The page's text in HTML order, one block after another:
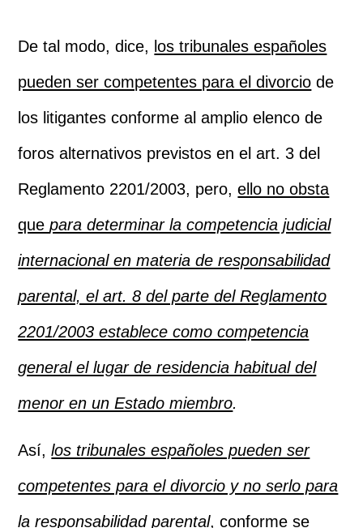
De tal modo, dice, los tribunales españoles
pueden ser competentes para el divorcio de
los litigantes conforme al amplio elenco de
foros alternativos previstos en el art. 3 del
Reglamento 2201/2003, pero,ello no obsta
quepara determinar la competencia judicial
internacional en materia de responsabilidad
parental, el art. 8 del parte del Reglamento
2201/2003 establece como competencia
general el lugar de residencia habitual del
menor en un Estado miembro.
Así,los tribunales españoles pueden ser
competentes para el divorcio y no serlo para
la responsabilidad parental, conforme se